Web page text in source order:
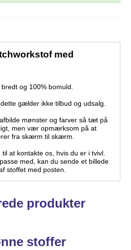
med
og 100% bomuld.
gælder ikke tilbud og udsalg.
mønster og farver så tæt på
men vær opmærksom på at
fra skærm til skærm.
at kontakte os, hvis du er i tvivl.
med, kan du sende et billede
stoffet med posten.
produkter
stoffer